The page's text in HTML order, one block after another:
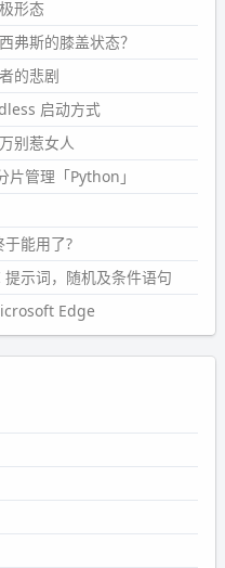
形态
弗斯的膝盖状态？
的悲剧
启动方式
别惹女人
片管理「Python」
能用了?
提示词，随机及条件语句
Edge